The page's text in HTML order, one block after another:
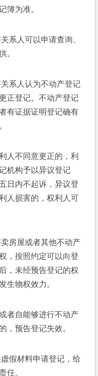
簿为准。
人可以申请查询、
。
系人认为不动产登记
正登记。不动产登记
有证据证明登记确有
不同意更正的，利
机构予以异议登记
日内不起诉，异议登
人损害的，权利人可
房屋或者其他不动产
，按照约定可以向登
，未经预告登记的权
生物权效力。
自能够进行不动产
，预告登记失效。
假材料申请登记，给
任。